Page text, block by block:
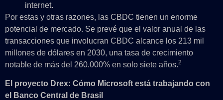
internet.
Por estas y otras razones, las CBDC tienen un enorme
potencial de mercado. Se prevé que el valor anual de las
transacciones que involucran CBDC alcance los 213 mil
millones de dólares en 2030, una tasa de crecimiento
notable de más del 260.000% en solo siete años.2
El proyecto Drex: Cómo Microsoft está trabajando con
el Banco Central de Brasil